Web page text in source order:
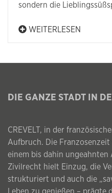
sondern die
WEITERLESEN
DIE GANZE STADT IN
CREVELT, in der
Aufbruch. Die
einem bis dahin ungeahnten
Zivilrecht hielt Einzug, die
strukturiert und auch die
Leben zu genießen – prägte